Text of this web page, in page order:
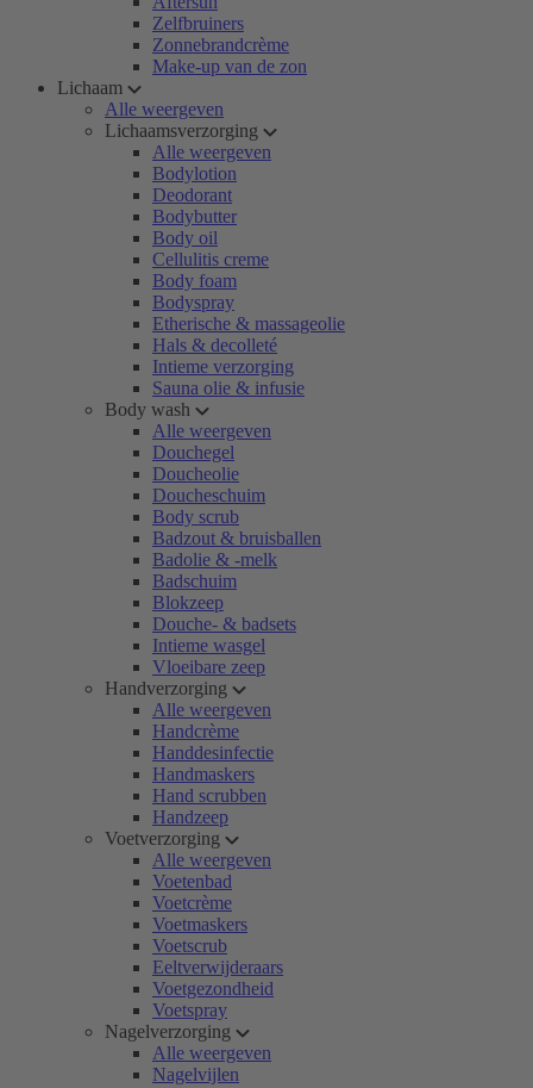
Zelfbruiners
Zonnebrandcrème
Make-up van de zon
Lichaam
Alle weergeven
Lichaamsverzorging
Alle weergeven
Bodylotion
Deodorant
Bodybutter
Body oil
Cellulitis creme
Body foam
Bodyspray
Etherische & massageolie
Hals & decolleté
Intieme verzorging
Sauna olie & infusie
Body wash
Alle weergeven
Douchegel
Doucheolie
Doucheschuim
Body scrub
Badzout & bruisballen
Badolie & -melk
Badschuim
Blokzeep
Douche- & badsets
Intieme wasgel
Vloeibare zeep
Handverzorging
Alle weergeven
Handcrème
Handdesinfectie
Handmaskers
Hand scrubben
Handzeep
Voetverzorging
Alle weergeven
Voetenbad
Voetcrème
Voetmaskers
Voetscrub
Eeltverwijderaars
Voetgezondheid
Voetspray
Nagelverzorging
Alle weergeven
Nagelvijlen